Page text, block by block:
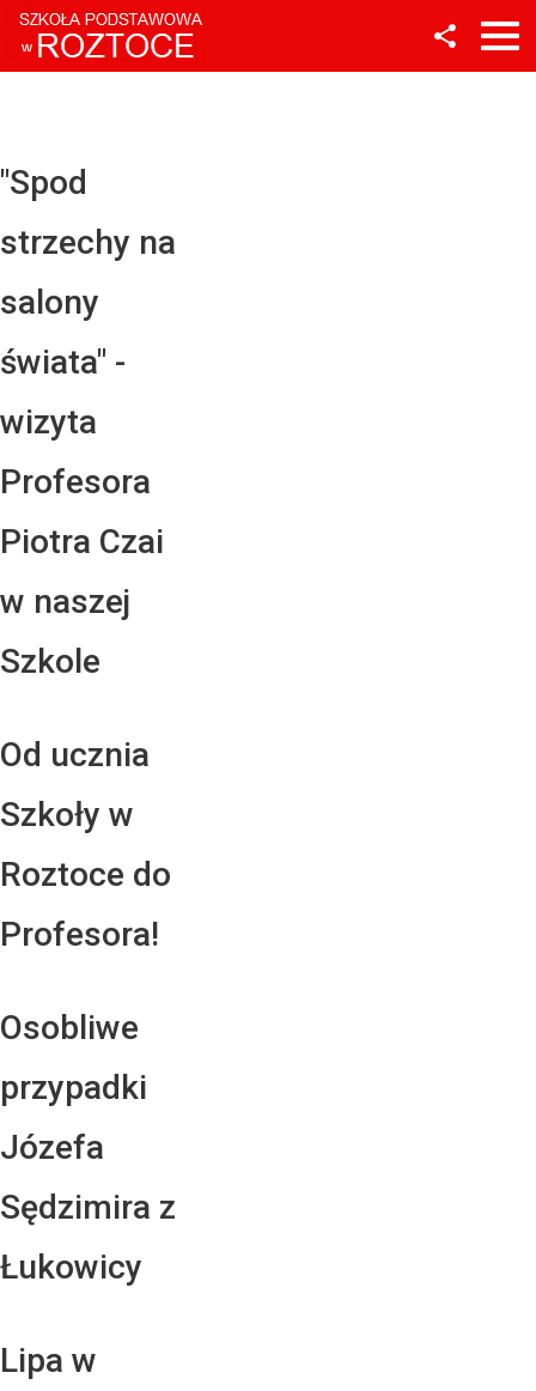
"Spod
strzechy na
salony
świata" -
wizyta
Profesora
Piotra Czai
w naszej
Szkole
Od ucznia
Szkoły w
Roztoce do
Profesora!
Osobliwe
przypadki
Józefa
Sędzimira z
Łukowicy
Lipa w